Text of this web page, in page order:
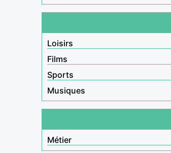
Loisirs
Films
Sports
Musiques
Métier